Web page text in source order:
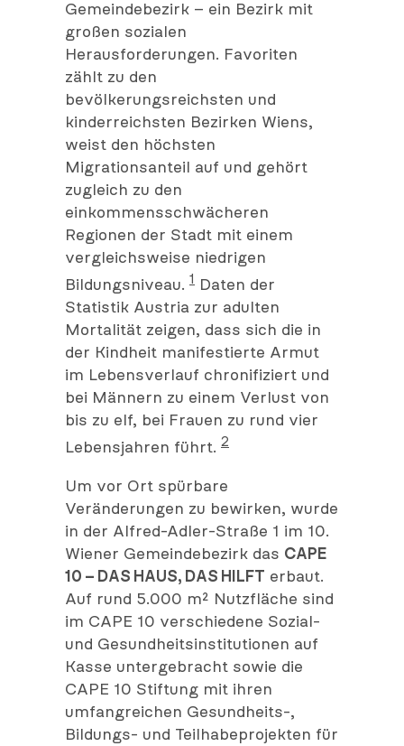
Gemeindebezirk – ein Bezirk mit
großen sozialen
Herausforderungen. Favoriten
zählt zu den
bevölkerungsreichsten und
kinderreichsten Bezirken Wiens,
weist den höchsten
Migrationsanteil auf und gehört
zugleich zu den
einkommensschwächeren
Regionen der Stadt mit einem
vergleichsweise niedrigen
Bildungsniveau. 1
Daten der
Statistik Austria zur adulten
Mortalität zeigen, dass sich die in
der Kindheit manifestierte Armut
im Lebensverlauf chronifiziert und
bei Männern zu einem Verlust von
bis zu elf, bei Frauen zu rund vier
Lebensjahren führt. 2
Um vor Ort spürbare
Veränderungen zu bewirken, wurde
in der Alfred-Adler-Straße 1 im 10.
Wiener Gemeindebezirk das CAPE
10 – DAS HAUS, DAS HILFT erbaut.
Auf rund 5.000 m² Nutzfläche sind
im CAPE 10 verschiedene Sozial-
und Gesundheitsinstitutionen auf
Kasse untergebracht sowie die
CAPE 10 Stiftung mit ihren
umfangreichen Gesundheits-,
Bildungs- und Teilhabeprojekten für